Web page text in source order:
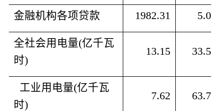
金融机构各项贷款 1982.31 5.0
全社会用电量(亿千瓦
时)
13.15 33.5
工业用电量(亿千瓦
时)
7.62 63.7